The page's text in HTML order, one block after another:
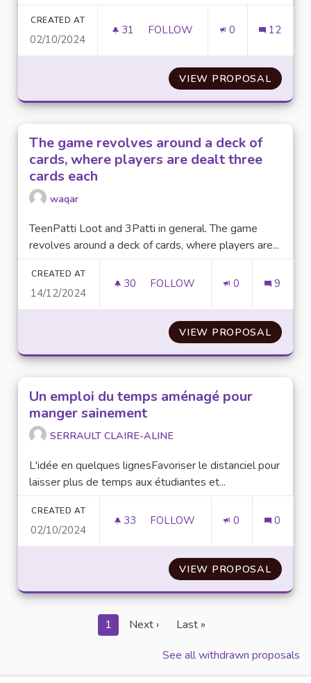
CREATED AT
02/10/2024
31 31 FOLLOWERS
FOLLOW 0 12
VIEW PROPOSAL
The game revolves around a deck of
cards, where players are dealt three
cards each
waqar
TeenPatti Loot and 3Patti in general. The game
revolves around a deck of cards, where players are...
CREATED AT
14/12/2024
30 30 FOLLOWERS
FOLLOW 0 9
VIEW PROPOSALTHE
Un emploi du temps aménagé pour
manger sainement
SERRAULT CLAIRE-ALINE
L'idée en quelques lignesFavoriser le distanciel pour
laisser plus de temps aux étudiantes et...
CREATED AT
02/10/2024
33 33 FOLLOWERS
FOLLOW 0 0
VIEW PROPOSALUN
1 Next ›
Last »
See all withdrawn proposals